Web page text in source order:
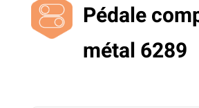
Pédale
métal 6289